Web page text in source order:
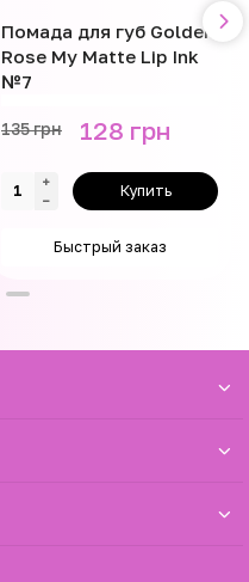
Помада для губ Golden
Rose My Matte Lip Ink
№7
135 грн 128 грн
Купить
Быстрый заказ